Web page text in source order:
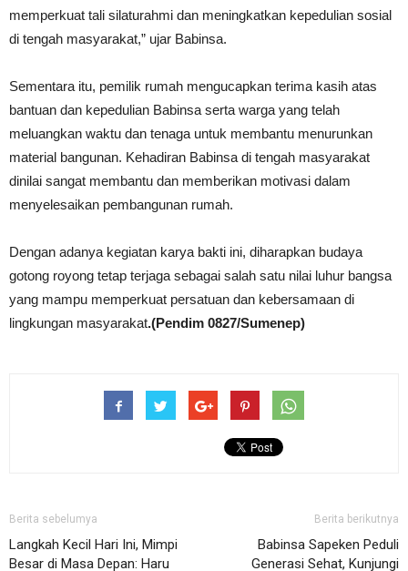
memperkuat tali silaturahmi dan meningkatkan kepedulian sosial
di tengah masyarakat,” ujar Babinsa.
Sementara itu, pemilik rumah mengucapkan terima kasih atas
bantuan dan kepedulian Babinsa serta warga yang telah
meluangkan waktu dan tenaga untuk membantu menurunkan
material bangunan. Kehadiran Babinsa di tengah masyarakat
dinilai sangat membantu dan memberikan motivasi dalam
menyelesaikan pembangunan rumah.
Dengan adanya kegiatan karya bakti ini, diharapkan budaya
gotong royong tetap terjaga sebagai salah satu nilai luhur bangsa
yang mampu memperkuat persatuan dan kebersamaan di
lingkungan masyarakat.(Pendim 0827/Sumenep)
Berita sebelumya
Langkah Kecil Hari Ini, Mimpi
Besar di Masa Depan: Haru
Berita berikutnya
Babinsa Sapeken Peduli
Generasi Sehat, Kunjungi